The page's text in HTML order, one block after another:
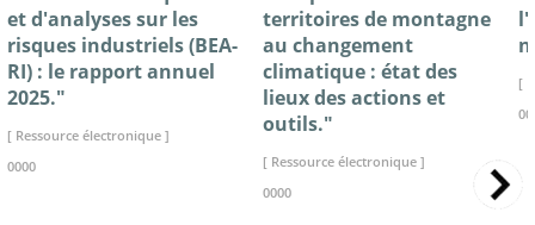
et d'analyses sur les
risques industriels (BEA-
RI) : le rapport annuel
2025."
[ Ressource électronique ]
0000
territoires de montagne
au changement
climatique : état des
lieux des actions et
outils."
[ Ressource électronique ]
0000
[